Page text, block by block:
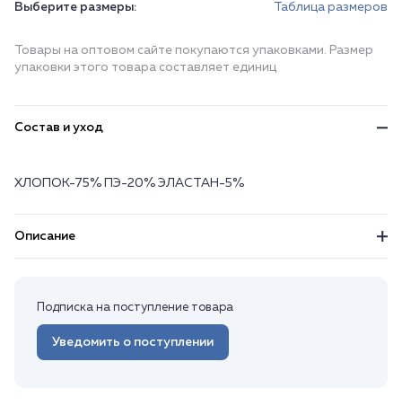
Выберите размеры: Таблица размеров
Товары на оптовом сайте покупаются упаковками. Размер
упаковки этого товара составляет единиц
Состав и уход
ХЛОПОК-75% ПЭ-20% ЭЛАСТАН-5%
Описание
Подписка на поступление товара
Уведомить о поступлении